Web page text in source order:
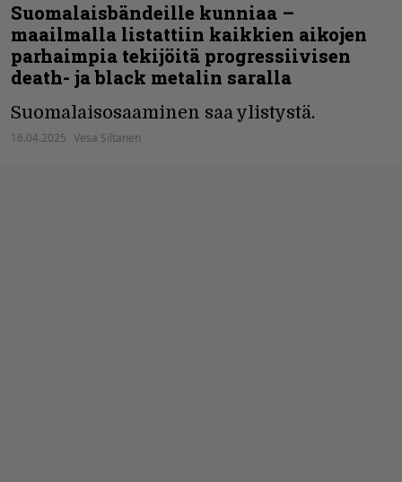
Suomalaisbändeille kunniaa –
maailmalla listattiin kaikkien aikojen
parhaimpia tekijöitä progressiivisen
death- ja black metalin saralla
Suomalaisosaaminen saa ylistystä.
16.04.2025 Vesa Siltanen